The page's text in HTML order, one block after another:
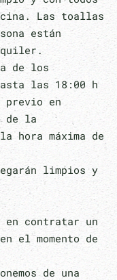
Las toallas
están
de los
las 18:00 h
en
de la
hora máxima de
limpios y
en contratar un
el momento de
de una